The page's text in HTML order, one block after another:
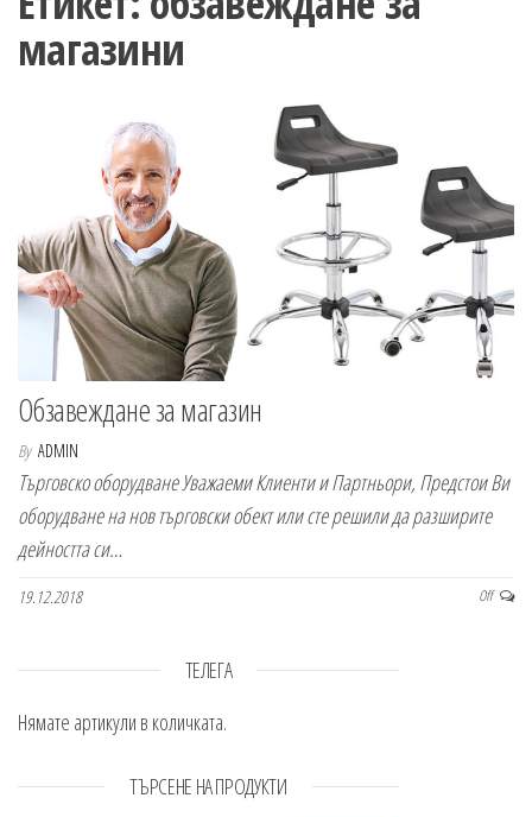
магазини
Обзавеждане за магазин
By ADMIN
Търговско оборудване Уважаеми Клиенти и Партньори, Предстои Ви
оборудване на нов търговски обект или сте решили да разширите
дейността си…
19.12.2018 Off
ТЕЛЕГА
Нямате артикули в количката.
ТЪРСЕНЕ НА ПРОДУКТИ